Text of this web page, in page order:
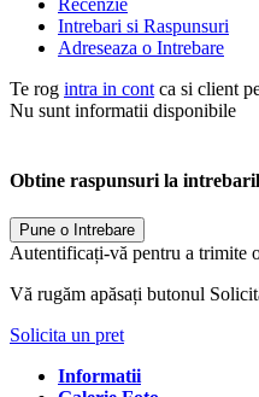
Recenzie
Intrebari si Raspunsuri
Adreseaza o Intrebare
Te rog intra in cont ca si client
Nu sunt informatii disponibile
Obtine raspunsuri la
Pune o Intrebare
Autentificați-vă pentru a trimite
Vă rugăm apăsați butonul
Solicita un pret
Informatii